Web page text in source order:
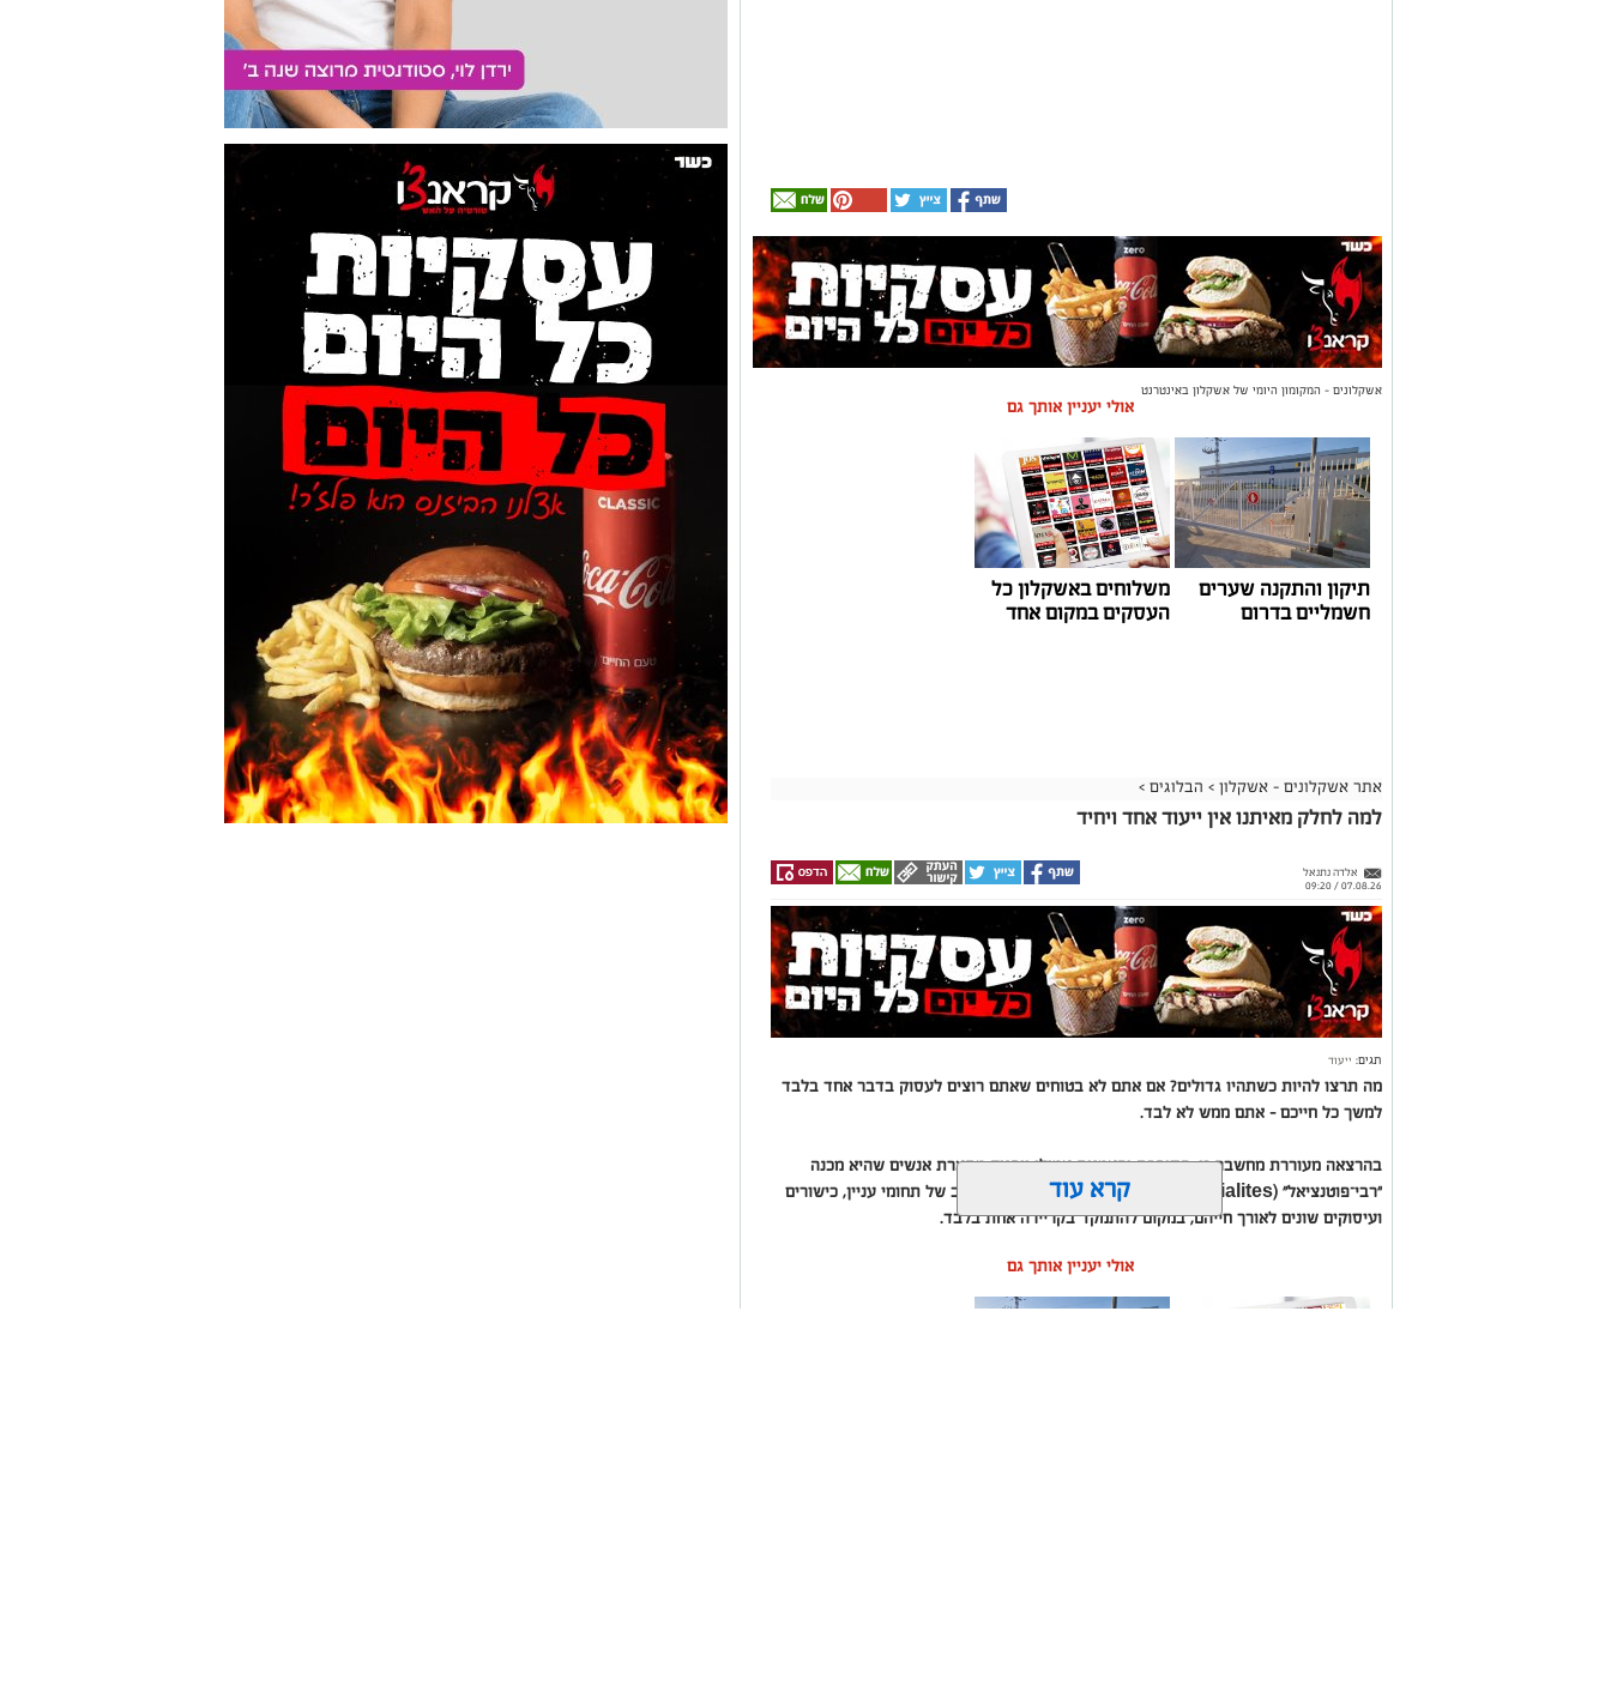
אשקלונים - המקומון היומי של אשקלון באינטרנט
אולי יעניין אותך גם
תיקון והתקנה שערים
חשמליים בדרום
משלוחים באשקלון כל
העסקים במקום אחד
אתר אשקלונים - אשקלון > הבלוגים >
למה לחלק מאיתנו אין ייעוד אחד ויחיד
אלדה נתנאל
07.08.26 / 09:20
תגים: ייעוד
מה תרצו להיות כשתהיו גדולים? אם אתם לא בטוחים שאתם רוצים לעסוק בדבר אחד בלבד
למשך כל חייכם – אתם ממש לא לבד.
בהרצאה מעוררת מחשבה זו, הסופרת והאמנית אמילי וופניק מתארת אנשים שהיא מכנה
"רבי־פוטנציאל" (Multipotentialites) – אנשים בעלי מגוון רחב של תחומי עניין, כישורים
ועיסוקים שונים לאורך חייהם, במקום להתמקד בקריירה אחת בלבד.
קרא עוד
אולי יעניין אותך גם